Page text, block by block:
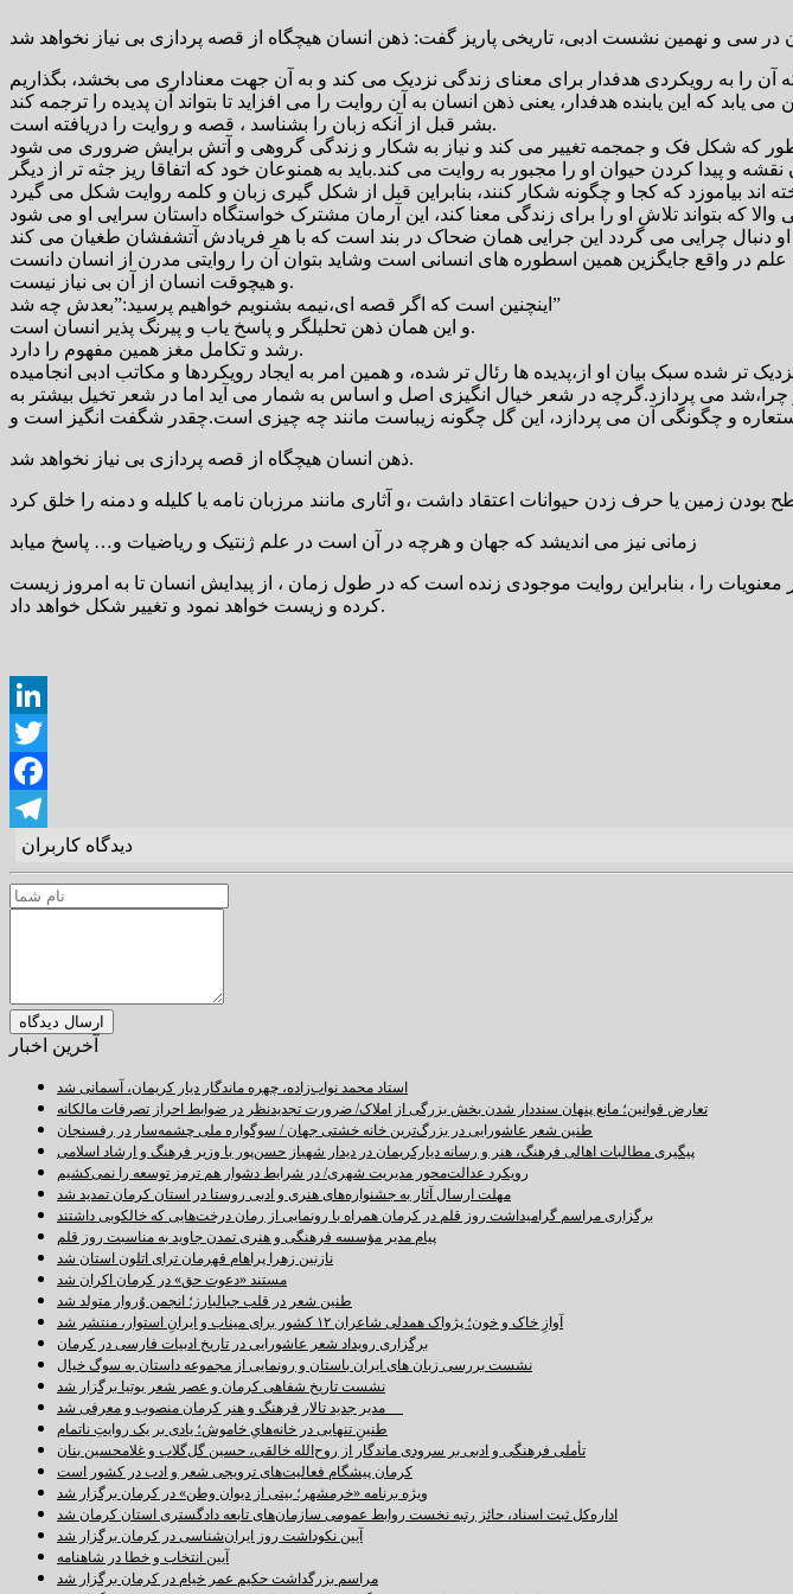
آن را به رویکردی هدفدار برای معنای زندگی نزدیک می کند و به آن جهت معناداری می بخشد، بگذاریم
بشر قبل از آنکه زبان را بشناسد ، قصه و روایت را دریافته است.
پیدا کردن حیوان او را مجبور به روایت می کند.باید به همنوعان خود که اتفاقا ریز جثه تر از دیگر
و هیچوقت انسان از آن بی نیاز نیست.
اینچنین است که اگر قصه ای،نیمه بشنویم خواهیم پرسید:”بعدش چه شد”
و این همان ذهن تحلیلگر و پاسخ یاب و پیرنگ پذیر انسان است.
رشد و تکامل مغز همین مفهوم را دارد.
می پردازد.گرچه در شعر خیال انگیزی اصل و اساس به شمار می آید اما در شعر تخیل بیشتر به
ذهن انسان هیچگاه از قصه پردازی بی نیاز نخواهد شد.
بودن زمین یا حرف زدن حیوانات اعتقاد داشت ،و آثاری مانند مرزبان نامه یا کلیله و دمنه را خلق کرد
زمانی نیز می اندیشد که جهان و هرچه در آن است در علم ژنتیک و ریاضیات و… پاسخ میابد
را ، بنابراین روایت موجودی زنده است که در طول زمان ، از پیدایش انسان تا به امروز زیست
کرده و زیست خواهد نمود و تغییر شکل خواهد داد.
LinkedIn
Twitter
Facebook
Telegram
دیدگاه کاربران
آخرین اخبار
استاد محمد نواب‌زاده، چهره ماندگار دیار کریمان، آسمانی شد
تعارض قوانین؛ مانع پنهان سنددار شدن بخش بزرگی از املاک/ ضرورت تجدیدنظر در ضوابط احراز تصرفات مالکانه
طنین شعر عاشورایی در بزرگ‌ترین خانه خشتی جهان / سوگواره ملی چشمه‌سار در رفسنجان
پیگیری مطالبات اهالی فرهنگ، هنر و رسانه دیارکریمان در دیدار شهباز حسن‌پور با وزیر فرهنگ و ارشاد اسلامی
رویکرد عدالت‌محور مدیریت شهری/ در شرایط دشوار هم ترمز توسعه را نمی‌کشیم
مهلت ارسال آثار به جشنواره‌های هنری و ادبی روستا در استان کرمان تمدید شد
برگزاری مراسم گرامیداشت روز قلم در کرمان همراه با رونمایی از رمان درخت‌هایی که خالکوبی داشتند
پیام مدیر مؤسسه فرهنگی و هنری تمدن جاوید به مناسبت روز قلم
نازنین زهرا پراهام قهرمان ترای اتلون استان شد
مستند «دعوت حق» در کرمان اکران شد
طنین شعر در قلب جبالبارز؛ انجمن وُروار متولد شد
آوازِ خاک و خون؛ پژواک همدلی شاعران ۱۲ کشور برای میناب و ایرانِ استوار، منتشر شد
برگزاری رویداد شعر عاشورایی در تاریخ ادبیات فارسی در کرمان
نشست بررسی زبان های ایران باستان و رونمایی از مجموعه داستان به سوگ خیال
نشست تاریخ شفاهی کرمان و عصر شعر بوتیا برگزار شد
طنینِ تنهایی در خانه‌هایِ خاموش؛ یادی بر یک روایتِ ناتمام
تأملی فرهنگی و ادبی بر سرودی ماندگار از روح‌الله خالقی، حسین گل‌گلاب و غلامحسین بنان
کرمان پیشگام فعالیت‌های ترویجی شعر و ادب در کشور است
ویژه برنامه «خرمشهر؛ بیتی از دیوان وطن» در کرمان برگزار شد
اداره‌کل ثبت اسناد، حائز رتبه نخست روابط عمومی سازمان‌های تابعه دادگستری استان کرمان شد
آیین نکوداشت روز ایران‌شناسی در کرمان برگزار شد
آیین انتخاب و خطا در شاهنامه
مراسم بزرگداشت حکیم عمر خیام در کرمان برگزار شد